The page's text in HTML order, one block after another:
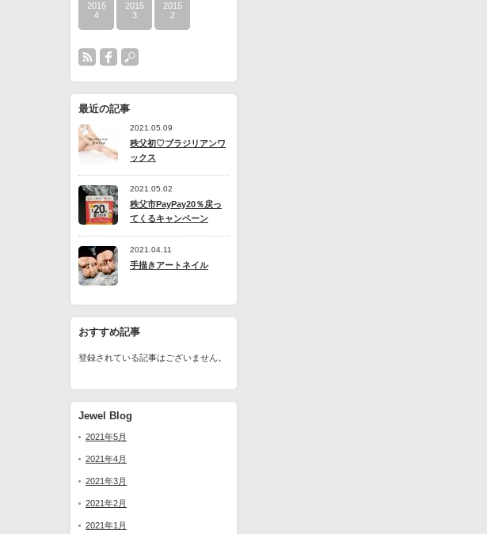
2015
4
2015
3
2015
2
最近の記事
2021.05.09
秩父初♡ブラジリアンワ
ックス
2021.05.02
秩父市PayPay20％戻っ
てくるキャンペーン
2021.04.11
手描きアートネイル
おすすめ記事
登録されている記事はございません。
Jewel Blog
2021年5月
2021年4月
2021年3月
2021年2月
2021年1月